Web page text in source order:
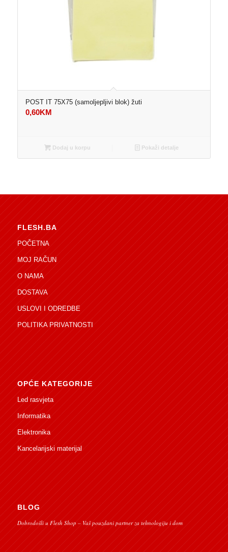
POST IT 75X75 (samoljepljivi blok) žuti
0,60KM
Dodaj u korpu Pokaži detalje
FLESH.BA
POČETNA
MOJ RAČUN
O NAMA
DOSTAVA
USLOVI I ODREDBE
POLITIKA PRIVATNOSTI
OPĆE KATEGORIJE
Led rasvjeta
Informatika
Elektronika
Kancelarijski materijal
BLOG
Dobrodošli u Flesh Shop – Vaš pouzdani partner za tehnologiju i dom